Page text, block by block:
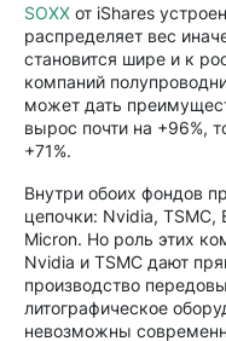
SOXX от iShares
распределяет вес
становится шире и к
компаний
может дать
вырос почти на +96%,
+71%.
Внутри обоих фондов
цепочки: Nvidia, TSMC,
Micron. Но роль этих
Nvidia и TSMC дают
производство
литографическое
невозможны